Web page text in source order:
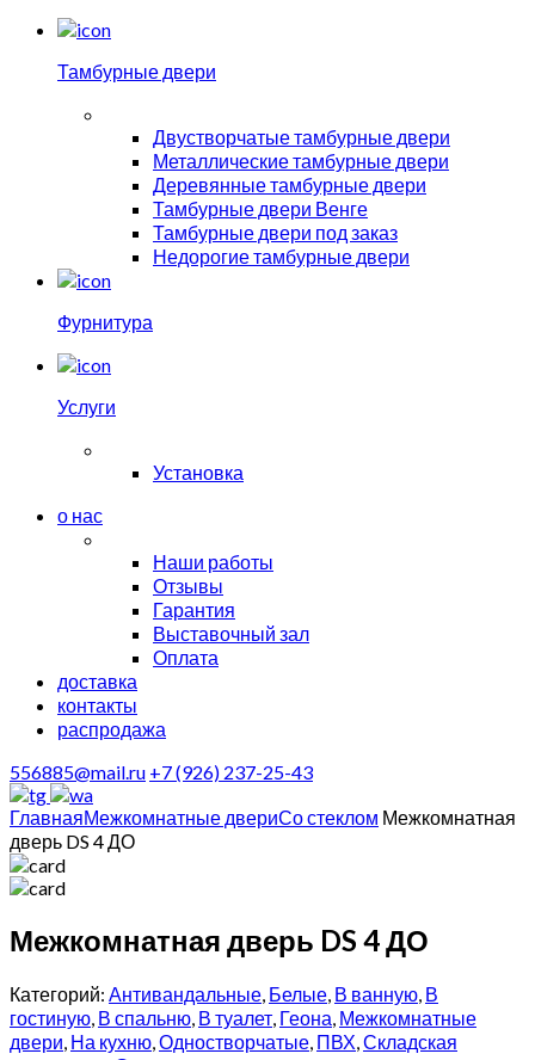
Тамбурные двери
Двустворчатые тамбурные двери
Металлические тамбурные двери
Деревянные тамбурные двери
Тамбурные двери Венге
Тамбурные двери под заказ
Недорогие тамбурные двери
Фурнитура
Услуги
Установка
о нас
Наши работы
Отзывы
Гарантия
Выставочный зал
Оплата
доставка
контакты
распродажа
556885@mail.ru +7 (926) 237-25-43
ГлавнаяМежкомнатные двериСо стеклом Межкомнатная
дверь DS 4 ДО
Межкомнатная дверь DS 4 ДО
Категорий: Антивандальные, Белые, В ванную, В
гостиную, В спальню, В туалет, Геона, Межкомнатные
двери, На кухню,Одностворчатые, ПВХ,Складская